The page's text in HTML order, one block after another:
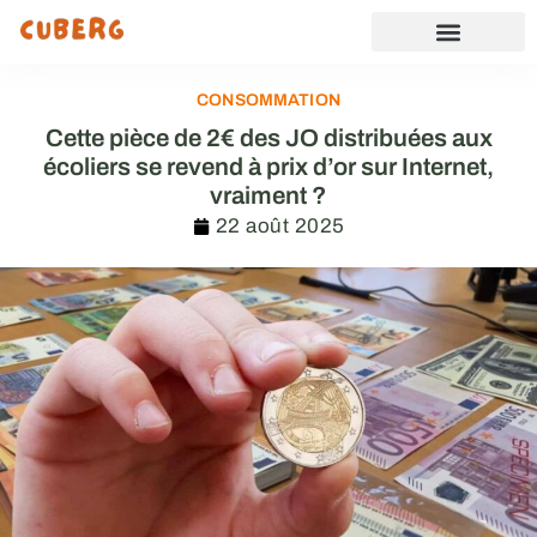
CONSOMMATION
Cette pièce de 2€ des JO distribuées aux
écoliers se revend à prix d’or sur Internet,
vraiment ?
22 août 2025